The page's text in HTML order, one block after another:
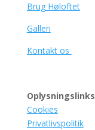
Brug Høloftet
Galleri
Kontakt os
Oplysningslinks
Cookies
Privatlivspolitik